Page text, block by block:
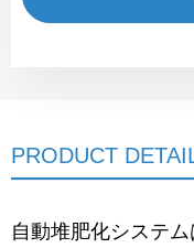
PRODUCT
自動堆肥化システ